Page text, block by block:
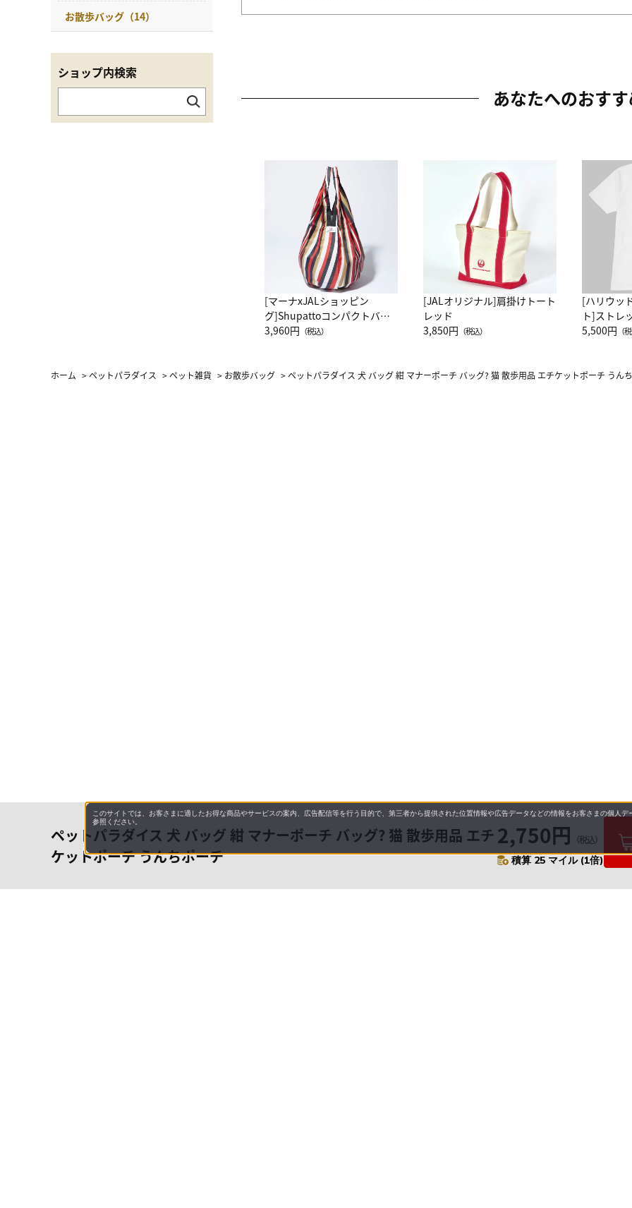
ペットパラダイス 犬 バッグ 紺 マナーポーチ バッグ? 猫 散歩用品 エチ
ケットポーチ うんちポーチ
2,750円 （税込）
積算 25 マイル (1倍)
あなたへのおす
[マーナxJALショッピン
グ]Shupattoコンパクトバッ
グ Drop JAL客室乗務員
3,960円 （税込）
[JALオリジナル]肩掛けトート
レッド
3,850円 （税込）
[ハリウッ
ト]ストレ
ーネック
5,500円 （
お散歩バッグ（14）
ショップ内検索
ホーム >ペットパラダイス >ペット雑貨 > お散歩バッグ >ペットパラダイス 犬 バッグ 紺 マナーポーチ バッグ? 猫 散歩用品 エチケットポーチ うん
このサイトでは、お客さまに適したお得な商品やサービスの案内、広告配信等を行う目的で、第三者から提供された位置情報や広告データなどの情報をお客さまの個人
参照ください。